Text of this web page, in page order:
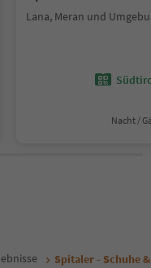
Lana, Meran und
Nacht /
Spitaler - Schuhe